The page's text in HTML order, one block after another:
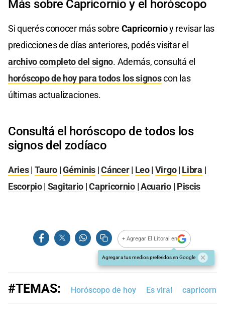
Más sobre Capricornio y el horóscopo
Si querés conocer más sobre Capricornioy revisar las
predicciones de días anteriores, podés visitar el
archivo completo del signo. Además, consultá el
horóscopo de hoy para todos los signoscon las
últimas actualizaciones.
Consultá el horóscopo de todos los
signos del zodíaco
Aries| Tauro |Géminis |Cáncer| Leo| Virgo| Libra |
Escorpio| Sagitario |Capricornio|Acuario| Piscis
+ Agregar El Litoral en
Agregar a tus medios preferidos en Google
#TEMAS: Horóscopo de hoy Es viral capricornio